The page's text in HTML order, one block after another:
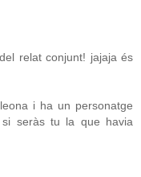
relat conjunt! jajaja és
i ha un personatge
seràs tu la que havia